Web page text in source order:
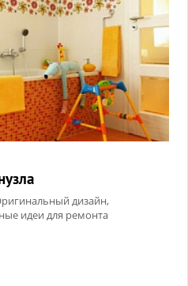
дизайн,
идеи для ремонта